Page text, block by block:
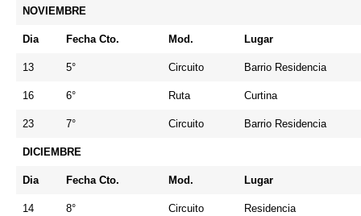
NOVIEMBRE
Dia Fecha Cto. Mod. Lugar
13 5° Circuito Barrio Residencia
16 6° Ruta Curtina
23 7° Circuito Barrio Residencia
DICIEMBRE
Dia Fecha Cto. Mod. Lugar
14 8° Circuito Residencia